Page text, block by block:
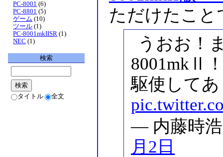
ただけたこと
うおお！
8001mkⅡ
駆使して
— 内藤時
月2日
PC-8001 (6)
PC-8801 (5)
ゲーム (10)
ツール (1)
PC-8001mkIISR (1)
NEC (1)
検索
タイトル 全文